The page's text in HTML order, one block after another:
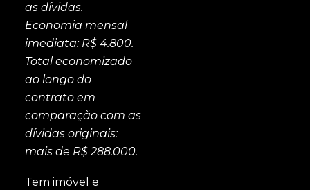
as dívidas.
Economia mensal
imediata: R$ 4.800.
Total economizado
ao longo do
contrato em
comparação com as
dívidas originais:
mais de R$ 288.000.
Tem imóvel e